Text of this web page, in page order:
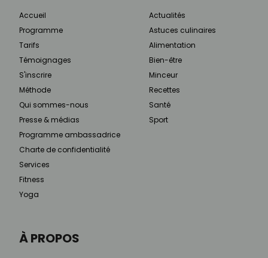
À PROPOS
Accueil
Programme
Tarifs
Témoignages
S'inscrire
Méthode
Qui sommes-nous
Presse & médias
Programme ambassadrice
Charte de confidentialité
Services
Fitness
Yoga
Actualités
Astuces culinaires
Alimentation
Bien-être
Minceur
Recettes
Santé
Sport